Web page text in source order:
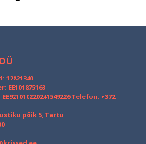
12821340
EE101875163
Telefon: +372
põik 5, Tartu